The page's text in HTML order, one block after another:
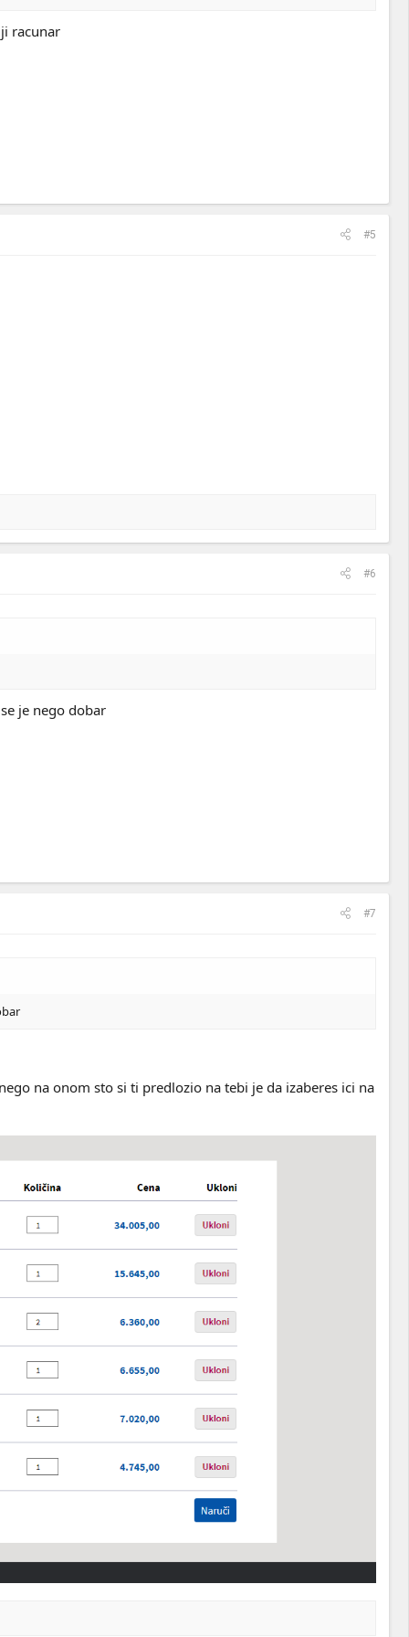
racunar
#5
#6
je nego dobar
#7
na onom sto si ti predlozio na tebi je da izaberes ici na